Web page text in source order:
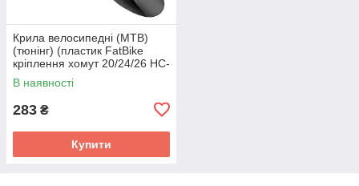
Крила велосипедні (MTB)
(тюнінг) (пластик FatBike
кріплення хомут 20/24/26 HC-
XDC-S) Shunfeng BBC
В наявності
283 ₴
Купити